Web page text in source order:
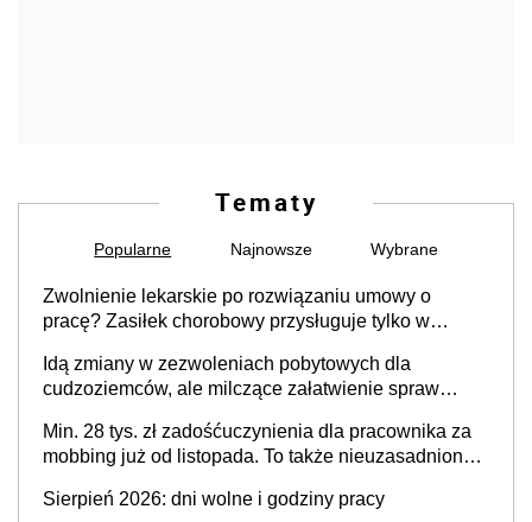
Tematy
Popularne Najnowsze Wybrane
Zwolnienie lekarskie po rozwiązaniu umowy o
pracę? Zasiłek chorobowy przysługuje tylko w
stosunku pracy
Idą zmiany w zezwoleniach pobytowych dla
cudzoziemców, ale milczące załatwienie spraw
Min. 28 tys. zł zadośćuczynienia dla pracownika za
mobbing już od listopada. To także nieuzasadniona
Sierpień 2026: dni wolne i godziny pracy